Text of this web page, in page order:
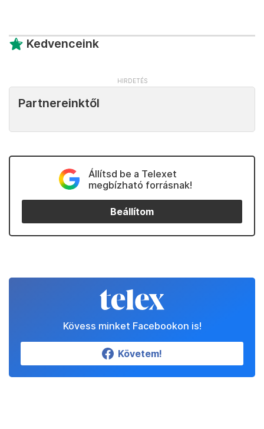
Kedvenceink
Partnereinktől
Állítsd be a Telexet
megbízható forrásnak!
Beállítom
Kövess minket Facebookon is!
Követem!